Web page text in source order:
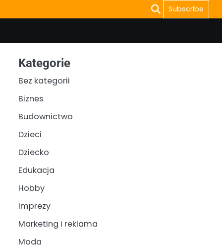
Subscribe
Kategorie
Bez kategorii
Biznes
Budownictwo
Dzieci
Dziecko
Edukacja
Hobby
Imprezy
Marketing i reklama
Moda